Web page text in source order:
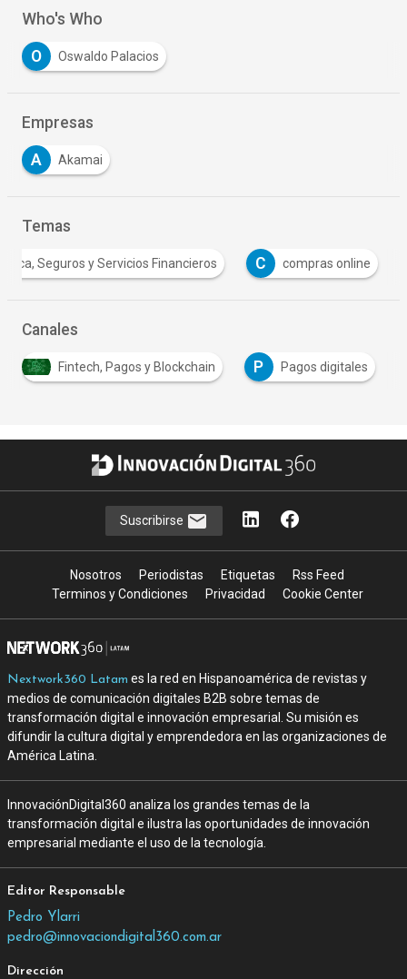
Who's Who
O Oswaldo Palacios
Empresas
A Akamai
Temas
Banca, Seguros y Servicios Financieros C compras online
Canales
Fintech, Pagos y Blockchain P Pagos digitales
Suscribirse
Nosotros Periodistas Etiquetas
Rss Feed
Terminos y Condiciones
Privacidad Cookie Center
Nextwork360 Latam es la red en Hispanoamérica de revistas y
medios de comunicación digitales B2B sobre temas de
transformación digital e innovación empresarial. Su misión es
difundir la cultura digital y emprendedora en las organizaciones de
América Latina.
InnovaciónDigital360 analiza los grandes temas de la
transformación digital e ilustra las oportunidades de innovación
empresarial mediante el uso de la tecnología.
Editor Responsable
Pedro Ylarri
pedro@innovaciondigital360.com.ar
Dirección